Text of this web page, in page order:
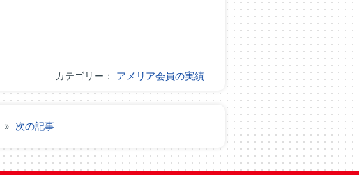
カテゴリー： アメリア会員の実績
» 次の記事